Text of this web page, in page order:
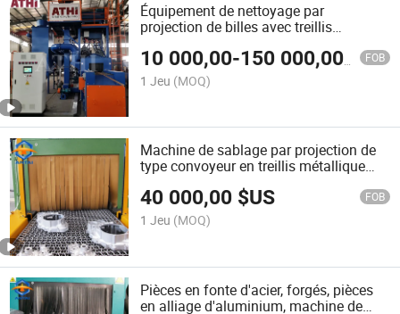
Équipement de nettoyage par
projection de billes avec treillis
moulées sous pression
10 000,00-150 000,00$US
FOB
1 Jeu (MOQ)
Machine de sablage par projection de
type convoyeur en treillis métallique
pour pièces moulées, forgées et en
alliage
40 000,00 $US FOB
1 Jeu (MOQ)
Pièces en fonte d'acier, forgés, pièces
en alliage d'aluminium, machine de